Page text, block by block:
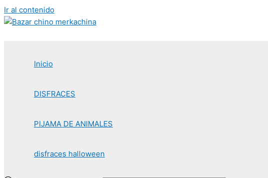
Ir al contenido
Inicio
DISFRACES
PIJAMA DE ANIMALES
disfraces halloween